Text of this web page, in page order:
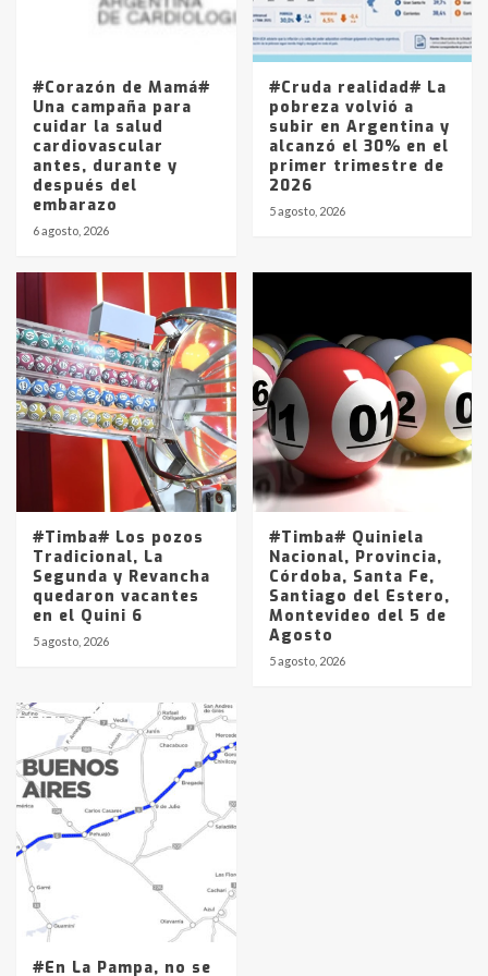
Los precios de los combustibles en
La Pampa, desde YPF hasta Axion
entre 857 a 1338 pesos
#Corazón de Mamá#
Una campaña para
cuidar la salud
cardiovascular
antes, durante y
después del
embarazo
6 agosto, 2026
#Cruda realidad# La
pobreza volvió a
subir en Argentina y
alcanzó el 30% en el
primer trimestre de
2026
5 agosto, 2026
#Timba# Los pozos
Tradicional, La
Segunda y Revancha
quedaron vacantes
en el Quini 6
5 agosto, 2026
#Timba# Quiniela
Nacional, Provincia,
Córdoba, Santa Fe,
Santiago del Estero,
Montevideo del 5 de
Agosto
5 agosto, 2026
#En La Pampa, no se